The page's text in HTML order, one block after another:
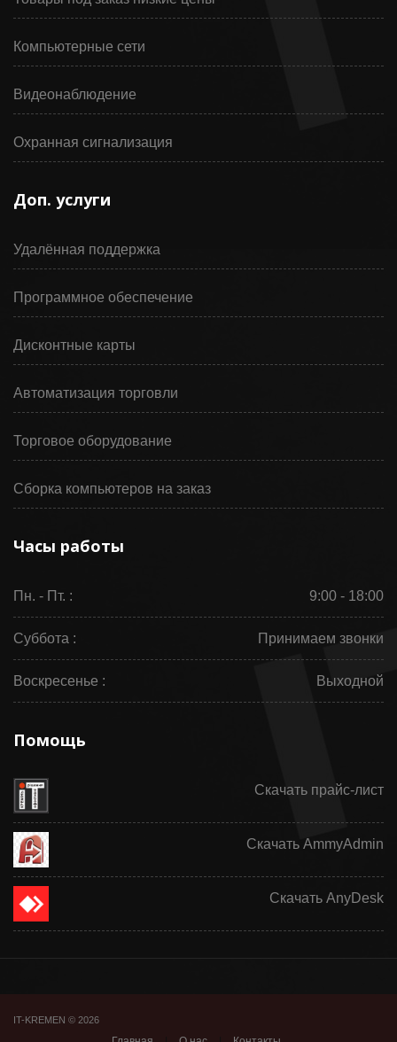
Компьютерные сети
Видеонаблюдение
Охранная сигнализация
Доп. услуги
Удалённая поддержка
Программное обеспечение
Дисконтные карты
Автоматизация торговли
Торговое оборудование
Сборка компьютеров на заказ
Часы работы
Пн. - Пт. : 9:00 - 18:00
Суббота : Принимаем звонки
Воскресенье : Выходной
Помощь
Скачать прайс-лист
Скачать AmmyAdmin
Скачать AnyDesk
IT-KREMEN © 2026